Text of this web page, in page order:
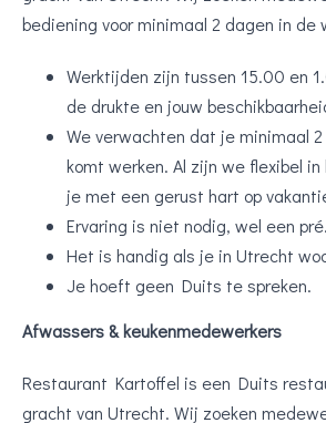
bediening voor minimaal 2 dagen in de
Werktijden zijn tussen 15.00 en
de drukte en jouw
We verwachten dat je minimaal
komt werken. Al zijn we flexibel
je met een gerust hart op
Ervaring is niet nodig, wel een pré.
Het is handig als je in Utrecht
Je hoeft geen Duits te spreken.
Afwassers & keukenmedewerkers
Restaurant Kartoffel is een Duits
gracht van Utrecht. Wij zoeken